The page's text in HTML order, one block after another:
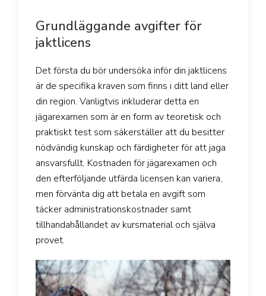
Grundläggande avgifter för
jaktlicens
Det första du bör undersöka inför din jaktlicens
är de specifika kraven som finns i ditt land eller
din region. Vanligtvis inkluderar detta en
jägarexamen som är en form av teoretisk och
praktiskt test som säkerställer att du besitter
nödvändig kunskap och färdigheter för att jaga
ansvarsfullt. Kostnaden för jägarexamen och
den efterföljande utfärda licensen kan variera,
men förvänta dig att betala en avgift som
täcker administrationskostnader samt
tillhandahållandet av kursmaterial och själva
provet.